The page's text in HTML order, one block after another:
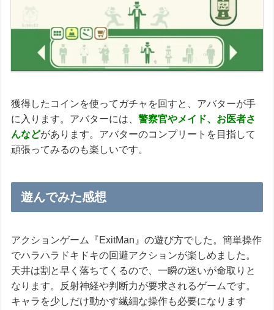
獲得したコインを使ってガチャを回すと、アバターが手
に入ります。アバターには、警察官やメイド、お医者さ
んなどがあります。アバターのコンプリートを目指して
頑張ってみるのも楽しいです。
遊んでみた感想
アクションゲーム『ExitMan』の遊び方でした。簡単操作
でハラハラドキドキの回避アクションが楽しめました。
天井は割と早く落ちてくるので、一瞬の迷いが命取りと
なります。反射神経や判断力が要求されるゲームです。
キャラを少しだけ動かす繊細な操作も必要になります